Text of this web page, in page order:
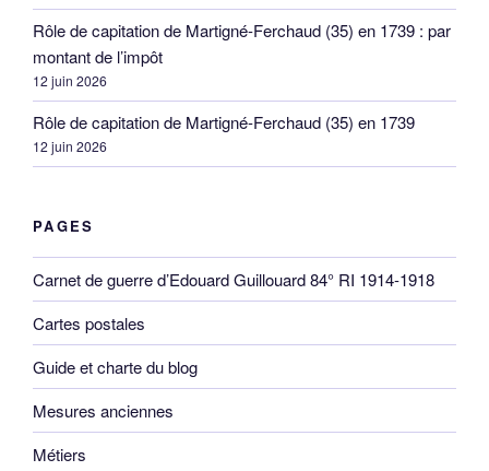
Rôle de capitation de Martigné-Ferchaud (35) en 1739 : par
montant de l’impôt
12 juin 2026
Rôle de capitation de Martigné-Ferchaud (35) en 1739
12 juin 2026
PAGES
Carnet de guerre d’Edouard Guillouard 84° RI 1914-1918
Cartes postales
Guide et charte du blog
Mesures anciennes
Métiers